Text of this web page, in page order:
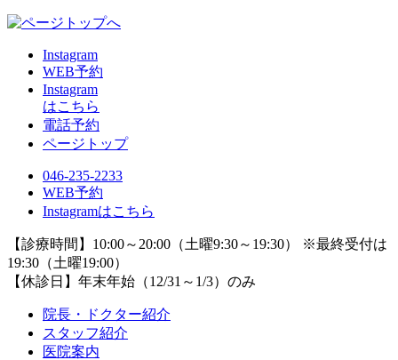
Instagram
WEB予約
Instagram
はこちら
電話予約
ページトップ
046-235-2233
WEB予約
Instagramはこちら
【診療時間】 10:00～20:00（土曜9:30～19:30） ※最終受付は
19:30（土曜19:00）
【休診日】 年末年始（12/31～1/3）のみ
院長・ドクター紹介
スタッフ紹介
医院案内